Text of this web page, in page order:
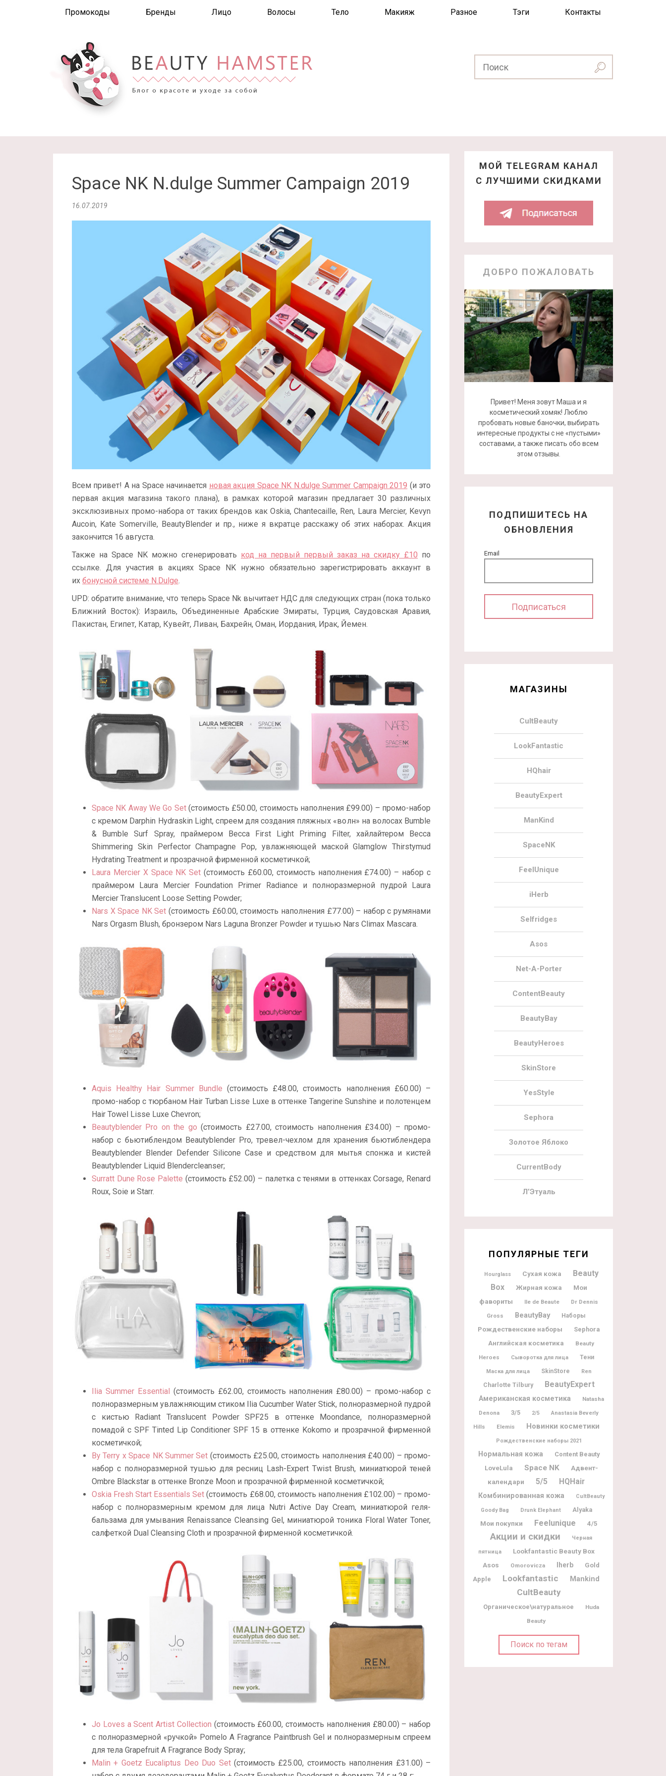
Промокоды Бренды Лицо Волосы Тело Макияж Разное Тэги Контакты
Space NK N.dulge Summer Campaign 2019
16.07.2019
Всем привет! А на Space начинается новая акция Space NK N.dulge Summer Campaign 2019 (и это
первая акция магазина такого плана), в рамках которой магазин предлагает 30 различных
эксклюзивных промо-набора от таких брендов как Oskia, Chantecaille, Ren, Laura Mercier, Kevyn
Aucoin, Kate Somerville, BeautyBlender и пр., ниже я вкратце расскажу об этих наборах. Акция
закончится 16 августа.
Также на Space NK можно сгенерировать код на первый первый заказ на скидку £10 по
ссылке. Для участия в акциях Space NK нужно обязательно зарегистрировать аккаунт в
их бонусной системе N.Dulge.
UPD: обратите внимание, что теперь Space Nk вычитает НДС для следующих стран (пока только
Ближний Восток): Израиль, Объединенные Арабские Эмираты, Турция, Саудовская Аравия,
Пакистан, Египет, Катар, Кувейт, Ливан, Бахрейн, Оман, Иордания, Ирак, Йемен.
Space NK Away We Go Set(стоимость £50.00, стоимость наполнения £99.00) – промо-набор
с кремом Darphin Hydraskin Light, спреем для создания пляжных «волн» на волосах Bumble
& Bumble Surf Spray, праймером Becca First Light Priming Filter, хайлайтером Becca
Shimmering Skin Perfector Champagne Pop, увлажняющей маской Glamglow Thirstymud
Hydrating Treatment и прозрачной фирменной косметичкой;
Laura Mercier X Space NK Set (стоимость £60.00, стоимость наполнения £74.00) – набор с
праймером Laura Mercier Foundation Primer Radiance и полноразмерной пудрой Laura
Mercier Translucent Loose Setting Powder;
Nars X Space NK Set (стоимость £60.00, стоимость наполнения £77.00) – набор с румянами
Nars Orgasm Blush, бронзером Nars Laguna Bronzer Powder и тушью Nars Climax Mascara.
Aquis Healthy Hair Summer Bundle (стоимость £48.00, стоимость наполнения £60.00) –
промо-набор с тюрбаном Hair Turban Lisse Luxe в оттенке Tangerine Sunshine и полотенцем
Hair Towel Lisse Luxe Chevron;
Beautyblender Pro on the go (стоимость £27.00, стоимость наполнения £34.00) – промо-
набор с бьютиблендом Beautyblender Pro, тревел-чехлом для хранения бьютиблендера
Beautyblender Blender Defender Silicone Case и средством для мытья спонжа и кистей
Beautyblender Liquid Blendercleanser;
Surratt Dune Rose Palette (стоимость £52.00) – палетка с тенями в оттенках Corsage, Renard
Roux, Soie и Starr.
Ilia Summer Essential (стоимость £62.00, стоимость наполнения £80.00) – промо-набор с
полноразмерным увлажняющим стиком Ilia Cucumber Water Stick, полноразмерной пудрой
с кистью Radiant Translucent Powder SPF25 в оттенке Moondance, полноразмерной
помадой с SPF Tinted Lip Conditioner SPF 15 в оттенке Kokomo и прозрачной фирменной
косметичкой;
By Terry x Space NK Summer Set (стоимость £25.00, стоимость наполнения £40.00) – промо-
набор с полноразмерной тушью для ресниц Lash-Expert Twist Brush, миниатюрой теней
Ombre Blackstar в оттенке Bronze Moon и прозрачной фирменной косметичкой;
Oskia Fresh Start Essentials Set (стоимость £68.00, стоимость наполнения £102.00) – промо-
набор с полноразмерным кремом для лица Nutri Active Day Cream, миниатюрой геля-
бальзама для умывания Renaissance Cleansing Gel, миниатюрой тоника Floral Water Toner,
салфеткой Dual Cleansing Cloth и прозрачной фирменной косметичкой.
Jo Loves a Scent Artist Collection (стоимость £60.00, стоимость наполнения £80.00) – набор
с полноразмерной «ручкой» Pomelo A Fragrance Paintbrush Gel и полноразмерным спреем
для тела Grapefruit A Fragrance Body Spray;
Malin + Goetz Eucaliptus Deo Duo Set(стоимость £25.00, стоимость наполнения £31.00) –
МОЙ TELEGRAM КАНАЛ
С ЛУЧШИМИ СКИДКАМИ
ДОБРО ПОЖАЛОВАТЬ
Привет! Меня зовут Маша и я
косметический хомяк! Люблю
пробовать новые баночки, выбирать
интересные продукты с не «пустыми»
составами, а также писать обо всем
этом отзывы.
ПОДПИШИТЕСЬ НА
ОБНОВЛЕНИЯ
Email
МАГАЗИНЫ
CultBeauty
LookFantastic
HQhair
BeautyExpert
ManKind
SpaceNK
FeelUnique
iHerb
Selfridges
Asos
Net-A-Porter
ContentBeauty
BeautyBay
BeautyHeroes
SkinStore
YesStyle
Sephora
Золотое Яблоко
CurrentBody
Л’Этуаль
ПОПУЛЯРНЫЕ ТЕГИ
Hourglass Сухая кожа
Beauty
Box
Жирная кожа
Мои
фавориты
Ile de Beaute
Dr Dennis
Gross
BeautyBay Наборы
Рождественские наборы
Sephora
Английская косметика
Beauty
Heroes
Сыворотка для лица Тени
Маска для лица SkinStore Ren
Charlotte Tilbury BeautyExpert
Американская косметика
Natasha
Denona
3/5 2/5 Anastasia Beverly
Hills Elemis Новинки косметики
Рождественские наборы 2021
Нормальная кожа
Content Beauty
LoveLula
Space NK
Адвент-
календари
5/5 HQHair
Комбинированная кожа CultBeauty
Goody Bag Drunk Elephant Alyaka
Мои покупки Feelunique 4/5
Акции и скидки Черная
пятница Lookfantastic Beauty Box
Asos Omorovicza Iherb
Gold
Apple
Lookfantastic Mankind
CultBeauty
Органическое\натуральное
Huda
Beauty
Поиск по тегам